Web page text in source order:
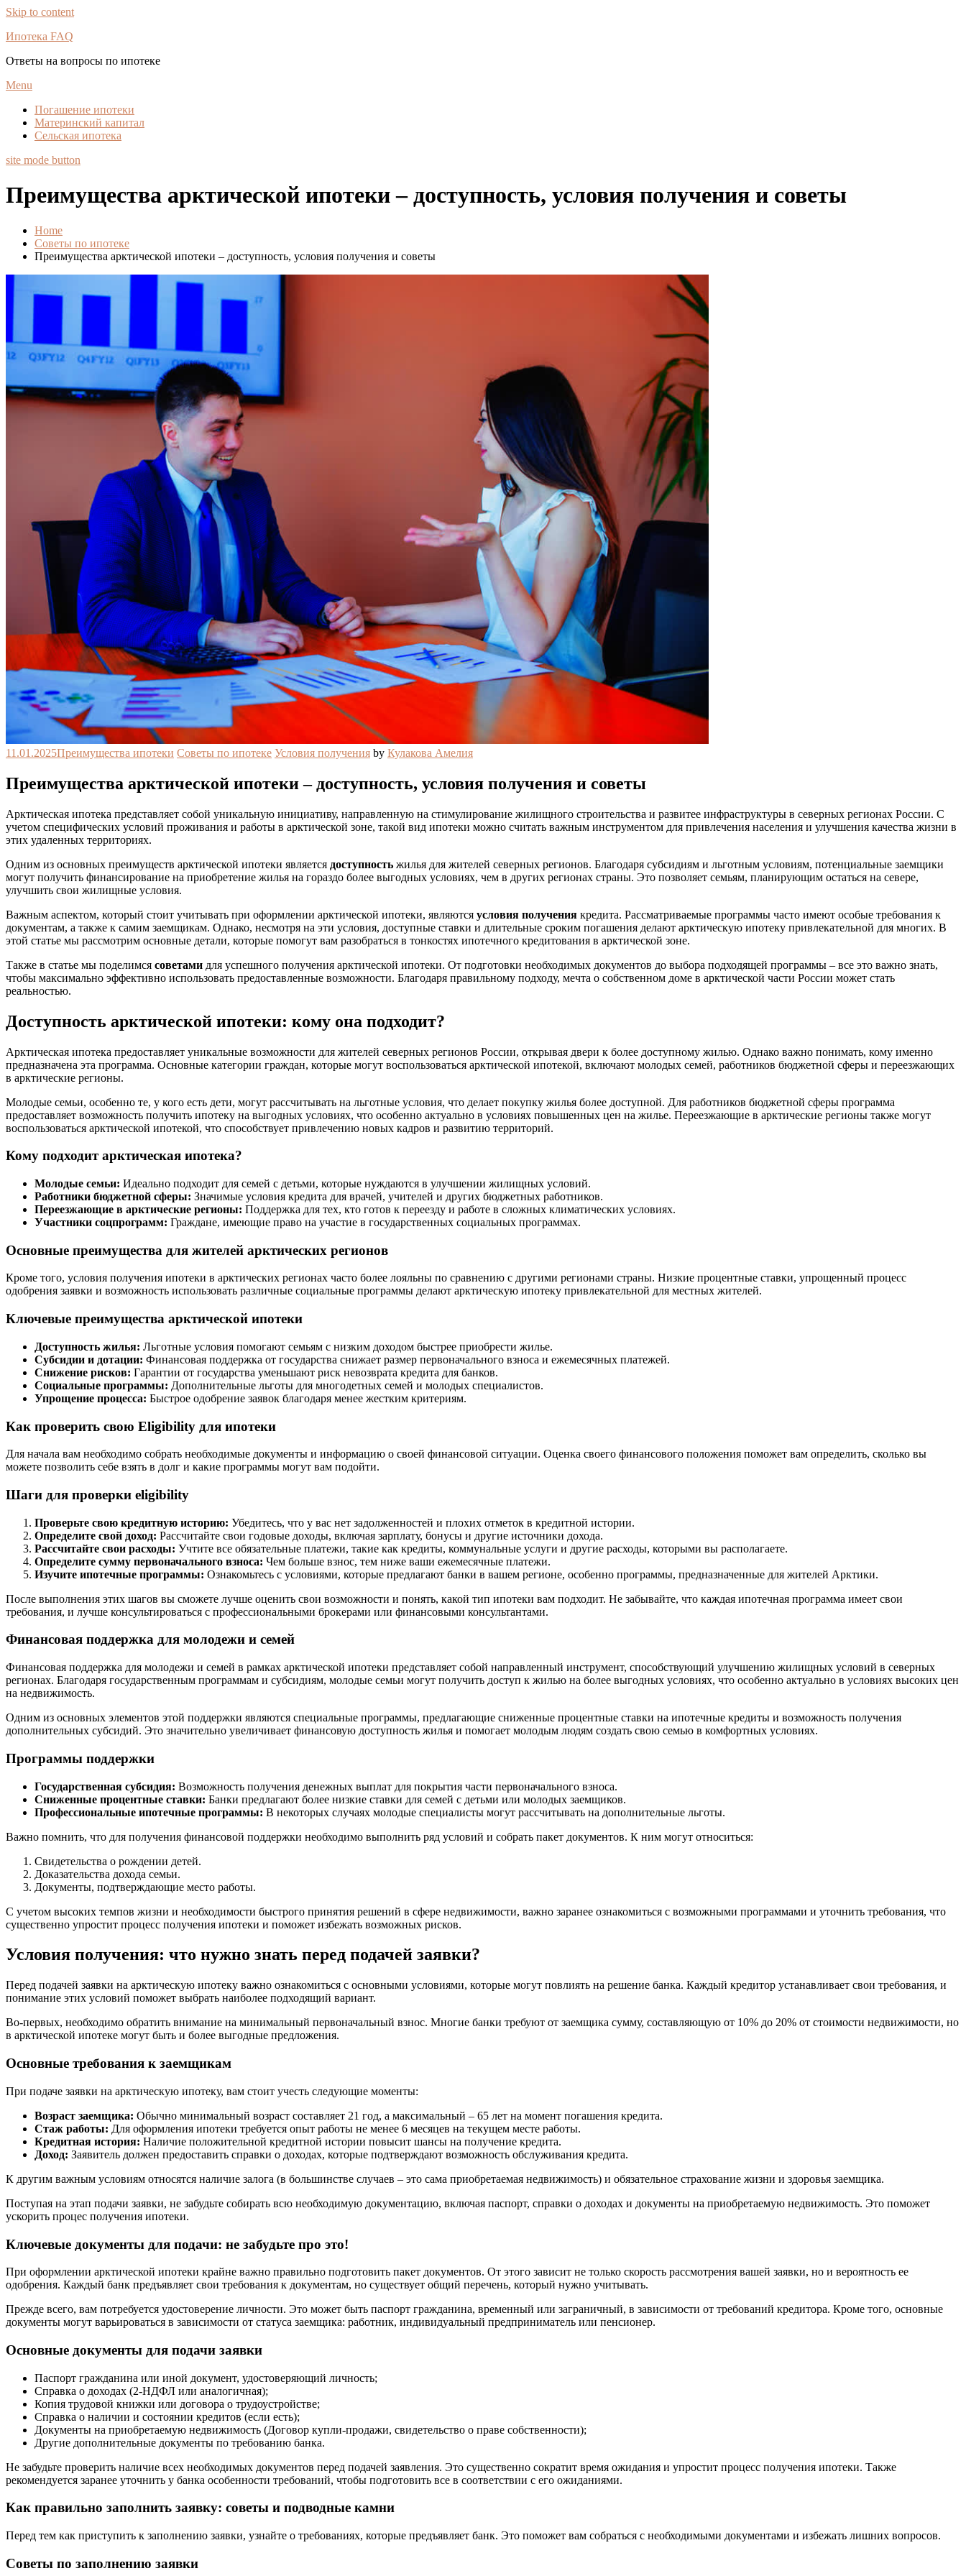
Skip to content
Ипотека FAQ
Ответы на вопросы по ипотеке
Menu
Погашение ипотеки
Материнский капитал
Сельская ипотека
site mode button
Преимущества арктической ипотеки – доступность, условия получения и советы
Home
Советы по ипотеке
Преимущества арктической ипотеки – доступность, условия получения и советы
11.01.2025Преимущества ипотеки Советы по ипотеке Условия получения by Кулакова Амелия
Преимущества арктической ипотеки – доступность, условия получения и советы
Арктическая ипотека представляет собой уникальную инициативу, направленную на стимулирование жилищного строительства и развитее инфраструктуры в северных регионах России. С
учетом специфических условий проживания и работы в арктической зоне, такой вид ипотеки можно считать важным инструментом для привлечения населения и улучшения качества жизни в
этих удаленных территориях.
Одним из основных преимуществ арктической ипотеки является доступность жилья для жителей северных регионов. Благодаря субсидиям и льготным условиям, потенциальные заемщики
могут получить финансирование на приобретение жилья на гораздо более выгодных условиях, чем в других регионах страны. Это позволяет семьям, планирующим остаться на севере,
улучшить свои жилищные условия.
Важным аспектом, который стоит учитывать при оформлении арктической ипотеки, являются условия получения кредита. Рассматриваемые программы часто имеют особые требования к
документам, а также к самим заемщикам. Однако, несмотря на эти условия, доступные ставки и длительные сроким погашения делают арктическую ипотеку привлекательной для многих. В
этой статье мы рассмотрим основные детали, которые помогут вам разобраться в тонкостях ипотечного кредитования в арктической зоне.
Также в статье мы поделимся советами для успешного получения арктической ипотеки. От подготовки необходимых документов до выбора подходящей программы – все это важно знать,
чтобы максимально эффективно использовать предоставленные возможности. Благодаря правильному подходу, мечта о собственном доме в арктической части России может стать
реальностью.
Доступность арктической ипотеки: кому она подходит?
Арктическая ипотека предоставляет уникальные возможности для жителей северных регионов России, открывая двери к более доступному жилью. Однако важно понимать, кому именно
предназначена эта программа. Основные категории граждан, которые могут воспользоваться арктической ипотекой, включают молодых семей, работников бюджетной сферы и переезжающих
в арктические регионы.
Молодые семьи, особенно те, у кого есть дети, могут рассчитывать на льготные условия, что делает покупку жилья более доступной. Для работников бюджетной сферы программа
предоставляет возможность получить ипотеку на выгодных условиях, что особенно актуально в условиях повышенных цен на жилье. Переезжающие в арктические регионы также могут
воспользоваться арктической ипотекой, что способствует привлечению новых кадров и развитию территорий.
Кому подходит арктическая ипотека?
Молодые семьи: Идеально подходит для семей с детьми, которые нуждаются в улучшении жилищных условий.
Работники бюджетной сферы: Значимые условия кредита для врачей, учителей и других бюджетных работников.
Переезжающие в арктические регионы: Поддержка для тех, кто готов к переезду и работе в сложных климатических условиях.
Участники соцпрограмм: Граждане, имеющие право на участие в государственных социальных программах.
Основные преимущества для жителей арктических регионов
Кроме того, условия получения ипотеки в арктических регионах часто более лояльны по сравнению с другими регионами страны. Низкие процентные ставки, упрощенный процесс
одобрения заявки и возможность использовать различные социальные программы делают арктическую ипотеку привлекательной для местных жителей.
Ключевые преимущества арктической ипотеки
Доступность жилья: Льготные условия помогают семьям с низким доходом быстрее приобрести жилье.
Субсидии и дотации: Финансовая поддержка от государства снижает размер первоначального взноса и ежемесячных платежей.
Снижение рисков: Гарантии от государства уменьшают риск невозврата кредита для банков.
Социальные программы: Дополнительные льготы для многодетных семей и молодых специалистов.
Упрощение процесса: Быстрое одобрение заявок благодаря менее жестким критериям.
Как проверить свою Eligibility для ипотеки
Для начала вам необходимо собрать необходимые документы и информацию о своей финансовой ситуации. Оценка своего финансового положения поможет вам определить, сколько вы
можете позволить себе взять в долг и какие программы могут вам подойти.
Шаги для проверки eligibility
Проверьте свою кредитную историю: Убедитесь, что у вас нет задолженностей и плохих отметок в кредитной истории.
Определите свой доход: Рассчитайте свои годовые доходы, включая зарплату, бонусы и другие источники дохода.
Рассчитайте свои расходы: Учтите все обязательные платежи, такие как кредиты, коммунальные услуги и другие расходы, которыми вы располагаете.
Определите сумму первоначального взноса: Чем больше взнос, тем ниже ваши ежемесячные платежи.
Изучите ипотечные программы: Ознакомьтесь с условиями, которые предлагают банки в вашем регионе, особенно программы, предназначенные для жителей Арктики.
После выполнения этих шагов вы сможете лучше оценить свои возможности и понять, какой тип ипотеки вам подходит. Не забывайте, что каждая ипотечная программа имеет свои
требования, и лучше консультироваться с профессиональными брокерами или финансовыми консультантами.
Финансовая поддержка для молодежи и семей
Финансовая поддержка для молодежи и семей в рамках арктической ипотеки представляет собой направленный инструмент, способствующий улучшению жилищных условий в северных
регионах. Благодаря государственным программам и субсидиям, молодые семьи могут получить доступ к жилью на более выгодных условиях, что особенно актуально в условиях высоких цен
на недвижимость.
Одним из основных элементов этой поддержки являются специальные программы, предлагающие сниженные процентные ставки на ипотечные кредиты и возможность получения
дополнительных субсидий. Это значительно увеличивает финансовую доступность жилья и помогает молодым людям создать свою семью в комфортных условиях.
Программы поддержки
Государственная субсидия: Возможность получения денежных выплат для покрытия части первоначального взноса.
Сниженные процентные ставки: Банки предлагают более низкие ставки для семей с детьми или молодых заемщиков.
Профессиональные ипотечные программы: В некоторых случаях молодые специалисты могут рассчитывать на дополнительные льготы.
Важно помнить, что для получения финансовой поддержки необходимо выполнить ряд условий и собрать пакет документов. К ним могут относиться:
Свидетельства о рождении детей.
Доказательства дохода семьи.
Документы, подтверждающие место работы.
С учетом высоких темпов жизни и необходимости быстрого принятия решений в сфере недвижимости, важно заранее ознакомиться с возможными программами и уточнить требования, что
существенно упростит процесс получения ипотеки и поможет избежать возможных рисков.
Условия получения: что нужно знать перед подачей заявки?
Перед подачей заявки на арктическую ипотеку важно ознакомиться с основными условиями, которые могут повлиять на решение банка. Каждый кредитор устанавливает свои требования, и
понимание этих условий поможет выбрать наиболее подходящий вариант.
Во-первых, необходимо обратить внимание на минимальный первоначальный взнос. Многие банки требуют от заемщика сумму, составляющую от 10% до 20% от стоимости недвижимости, но
в арктической ипотеке могут быть и более выгодные предложения.
Основные требования к заемщикам
При подаче заявки на арктическую ипотеку, вам стоит учесть следующие моменты:
Возраст заемщика: Обычно минимальный возраст составляет 21 год, а максимальный – 65 лет на момент погашения кредита.
Стаж работы: Для оформления ипотеки требуется опыт работы не менее 6 месяцев на текущем месте работы.
Кредитная история: Наличие положительной кредитной истории повысит шансы на получение кредита.
Доход: Заявитель должен предоставить справки о доходах, которые подтверждают возможность обслуживания кредита.
К другим важным условиям относятся наличие залога (в большинстве случаев – это сама приобретаемая недвижимость) и обязательное страхование жизни и здоровья заемщика.
Поступая на этап подачи заявки, не забудьте собирать всю необходимую документацию, включая паспорт, справки о доходах и документы на приобретаемую недвижимость. Это поможет
ускорить процес получения ипотеки.
Ключевые документы для подачи: не забудьте про это!
При оформлении арктической ипотеки крайне важно правильно подготовить пакет документов. От этого зависит не только скорость рассмотрения вашей заявки, но и вероятность ее
одобрения. Каждый банк предъявляет свои требования к документам, но существует общий перечень, который нужно учитывать.
Прежде всего, вам потребуется удостоверение личности. Это может быть паспорт гражданина, временный или заграничный, в зависимости от требований кредитора. Кроме того, основные
документы могут варьироваться в зависимости от статуса заемщика: работник, индивидуальный предприниматель или пенсионер.
Основные документы для подачи заявки
Паспорт гражданина или иной документ, удостоверяющий личность;
Справка о доходах (2-НДФЛ или аналогичная);
Копия трудовой книжки или договора о трудоустройстве;
Справка о наличии и состоянии кредитов (если есть);
Документы на приобретаемую недвижимость (Договор купли-продажи, свидетельство о праве собственности);
Другие дополнительные документы по требованию банка.
Не забудьте проверить наличие всех необходимых документов перед подачей заявления. Это существенно сократит время ожидания и упростит процесс получения ипотеки. Также
рекомендуется заранее уточнить у банка особенности требований, чтобы подготовить все в соответствии с его ожиданиями.
Как правильно заполнить заявку: советы и подводные камни
Перед тем как приступить к заполнению заявки, узнайте о требованиях, которые предъявляет банк. Это поможет вам собраться с необходимыми документами и избежать лишних вопросов.
Советы по заполнению заявки